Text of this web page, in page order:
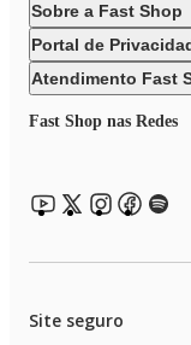
Sobre a Fast Shop
Portal de
Atendimento Fast
Fast Shop nas Redes
Site seguro